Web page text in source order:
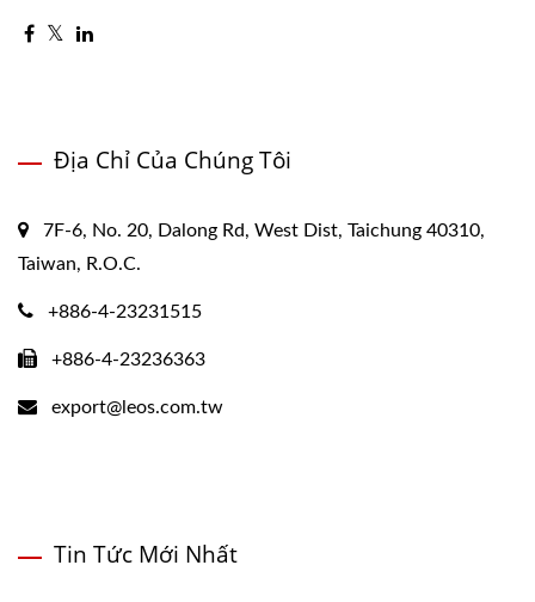
Địa Chỉ Của Chúng Tôi
7F-6, No. 20, Dalong Rd, West Dist, Taichung 40310,
Taiwan, R.O.C.
+886-4-23231515
+886-4-23236363
export@leos.com.tw
Tin Tức Mới Nhất